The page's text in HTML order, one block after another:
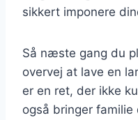
sikkert imponere
Så næste gang du
overvej at lave en
er en ret, der ikke
også bringer familie